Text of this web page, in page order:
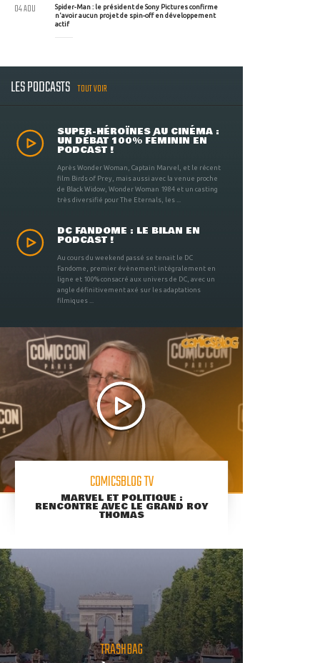
Spider-Man : le président de Sony Pictures confirme
n'avoir aucun projet de spin-off en développement
actif
04 AOU
LES PODCASTS TOUT VOIR
SUPER-HÉROÏNES AU CINÉMA :
UN DÉBAT 100% FÉMININ EN
PODCAST !
Après Wonder Woman, Captain Marvel, et le récent
film Birds of Prey, mais aussi avec la venue proche
de Black Widow, Wonder Woman 1984 et un casting
très diversifié pour The Eternals, les ...
DC FANDOME : LE BILAN EN
PODCAST !
Au cours du weekend passé se tenait le DC
Fandome, premier évènement intégralement en
ligne et 100% consacré aux univers de DC, avec un
angle définitivement axé sur les adaptations
filmiques ...
COMICSBLOG TV
MARVEL ET POLITIQUE :
RENCONTRE AVEC LE GRAND ROY
THOMAS
TRASHBAG